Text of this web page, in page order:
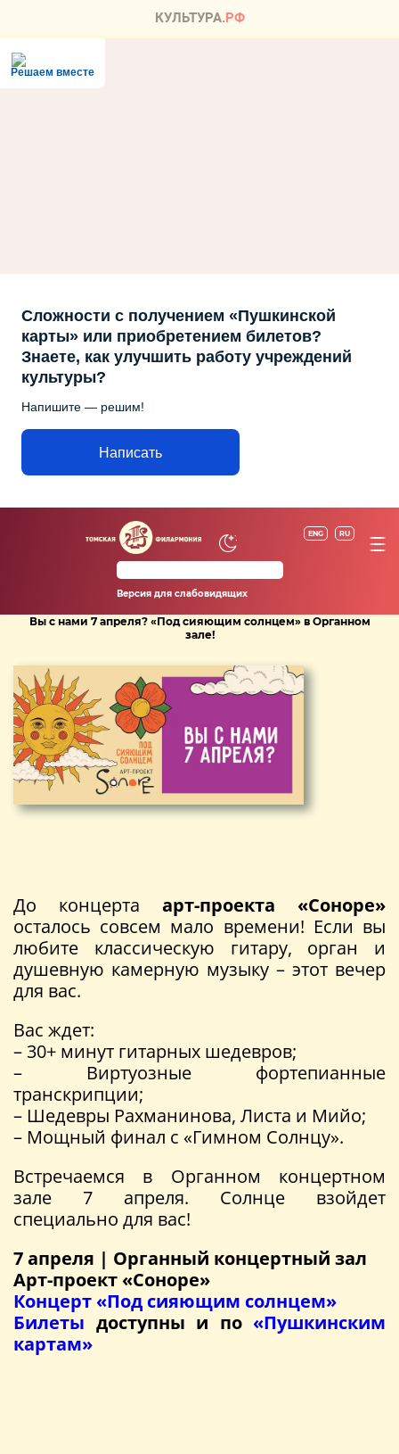
Решаем вместе
Сложности с получением «Пушкинской
карты» или приобретением билетов?
Знаете, как улучшить работу учреждений
культуры?
Напишите — решим!
Написать
ENG RU
Версия для слабовидящих
Вы с нами 7 апреля? «Под сияющим солнцем» в Органном
зале!
До концерта арт-проекта «Соноре»
осталось совсем мало времени! Если вы
любите классическую гитару, орган и
душевную камерную музыку – этот вечер
для вас.
Вас ждет:
– 30+ минут гитарных шедевров;
– Виртуозные фортепианные
транскрипции;
– Шедевры Рахманинова, Листа и Мийо;
– Мощный финал с «Гимном Солнцу».
Встречаемся в Органном концертном
зале 7 апреля. Солнце взойдет
специально для вас!
7 апреля | Органный концертный зал
Арт-проект «Соноре»
Концерт «Под сияющим солнцем»
Билеты доступны и по «Пушкинским
картам»